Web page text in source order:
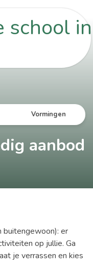
Vormingen
aanbod
buitengewoon): er
op jullie. Ga
je verrassen en kies